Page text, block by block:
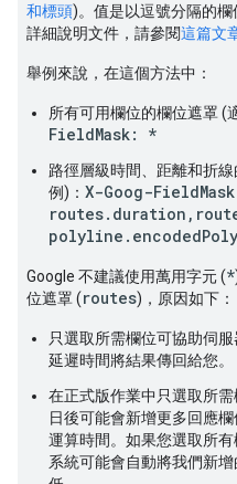
和標頭)。值是以逗號分隔的
詳細說明文件，請參閱這篇文
舉例來說，在這個方法中：
所有可用欄位的欄位遮罩 (
FieldMask: *
路徑層級時間、距離和折
例)： X-Goog-
Google 不建議使用萬用字元 (*
位遮罩 (routes)，原因如下：
只選取所需欄位可協助伺
延遲時間將結果傳回給您。
在正式版作業中只選取所
日後可能會新增更多回應
運算時間。如果您選取所
系統可能會自動將我們新